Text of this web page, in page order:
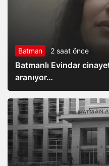
Batman 2 saat önce
Batmanlı Evindar
aranıyor…